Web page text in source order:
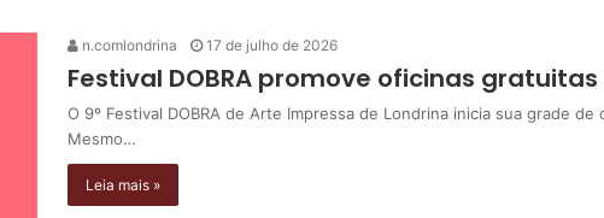
n.comlondrina 17 de julho de 2026
Festival DOBRA promove oficinas
O 9º Festival DOBRA de Arte Impressa de Londrina inicia sua grade
Mesmo…
Leia mais »